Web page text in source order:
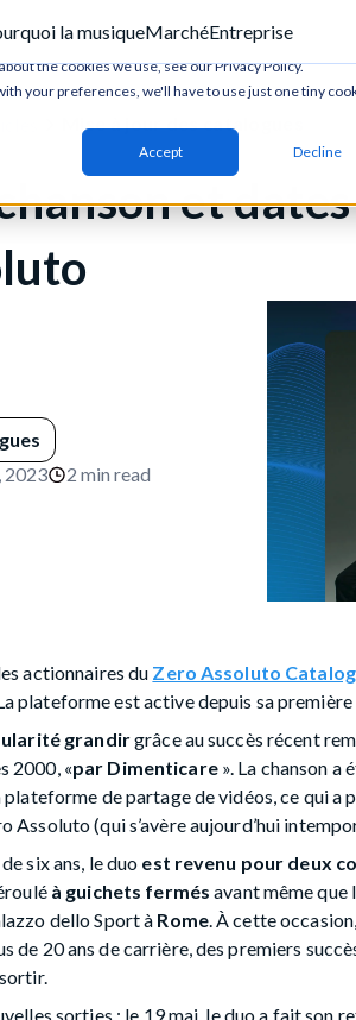
your website experience and provide more
the cookies we use, see our Privacy Policy.
your preferences, we'll have to use just one tiny
Accept Decline
la musiqueMarchéEntreprise
Mise à jour des catalogues
et
2023 2 min read
actionnaires du Zero Assoluto
plateforme est active depuis sa
grandirgrâce au succès récent
2000, «par Dimenticare». La chanson a
plateforme de partage de vidéos, ce qui a
Assoluto (qui s’avère aujourd’hui
six ans, le duo est revenu pour deux
à guichets fermésavant même que
dello Sport à Rome. À cette
de 20 ans de carrière, des premiers
sorties : le 19 mai, le duo a fait son